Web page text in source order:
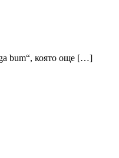
bum“, която още […]